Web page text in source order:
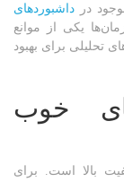
در داشبوردهای
یکی از موانع
تحلیلی برای بهبود
خوب
بالا است. برای